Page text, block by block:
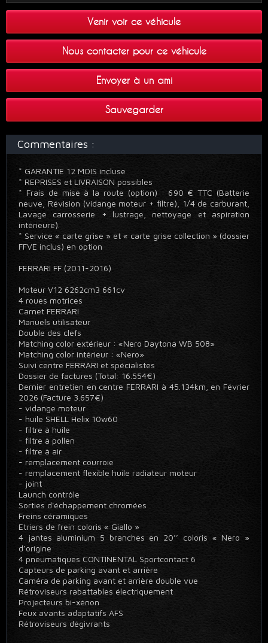
Venir voir ce véhicule
Nous contacter pour ce véhicule
Envoyer à un ami
Sauvegarder
Commentaires :
* GARANTIE 12 MOIS incluse
* REPRISES et LIVRAISON possibles
* Frais de mise à la route (option) : 690 € TTC (Batterie
neuve, Révision (vidange moteur + filtre), 1/4 de carburant,
Lavage carrosserie + lustrage, nettoyage et aspiration
intérieure).
* Service « carte grise » et « carte grise collection » (dossier
FFVE inclus) en option
FERRARI FF (2011-2016)
Moteur V12 6262cm3 661cv
4 roues motrices
Carnet FERRARI
Manuels utilisateur
Double des clefs
Matching color extérieur : «Nero Daytona WB 508»
Matching color intérieur : «Nero»
Suivi centre FERRARI et spécialistes
Dossier de factures (Total: 16.554€)
Dernier entretien en centre FERRARI à 45.134km, en Février
2026 (Facture 3.657€)
- vidange moteur
- huile SHELL Helix 10w60
- filtre à huile
- filtre à pollen
- filtre à air
- remplacement courroie
- remplacement flexible huile radiateur moteur
- joint
Launch contrôle
Sorties d'échappement chromées
Freins céramiques
Etriers de frein coloris « Giallo »
4 jantes aluminium 5 branches en 20’’ coloris « Nero »
d’origine
4 pneumatiques CONTINENTAL Sportcontact 6
Capteurs de parking avant et arrière
Caméra de parking avant et arrière double vue
Rétroviseurs rabattables électriquement
Projecteurs bi-xénon
Feux avants adaptatifs AFS
Rétroviseurs dégivrants